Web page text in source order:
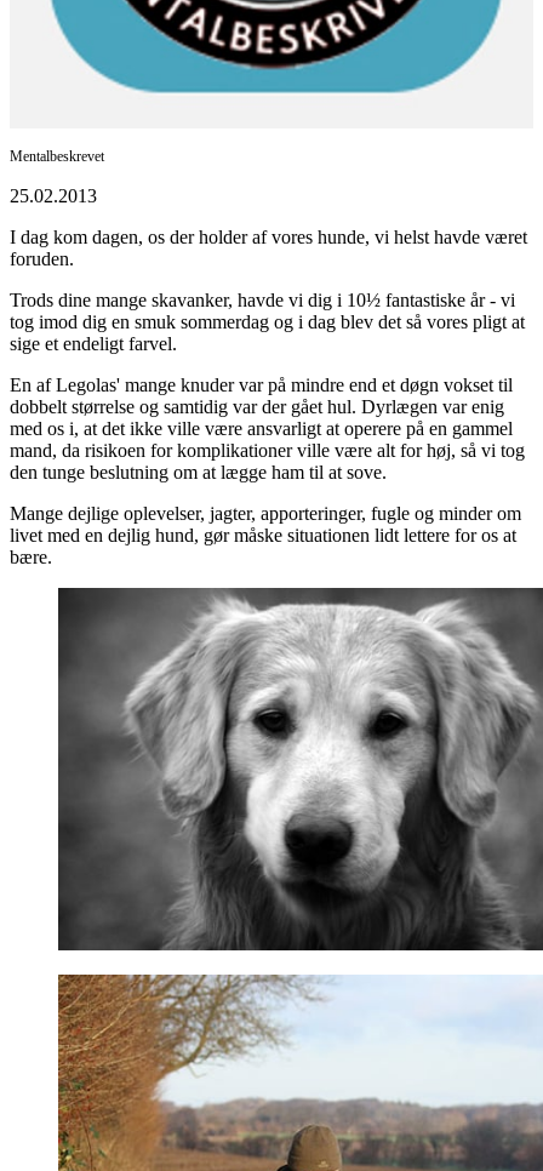
Mentalbeskrevet
25.02.2013
I dag kom dagen, os der holder af vores hunde, vi helst havde været
foruden.
Trods dine mange skavanker, havde vi dig i 10½ fantastiske år - vi
tog imod dig en smuk sommerdag og i dag blev det så vores pligt at
sige et endeligt farvel.
En af Legolas' mange knuder var på mindre end et døgn vokset til
dobbelt størrelse og samtidig var der gået hul. Dyrlægen var enig
med os i, at det ikke ville være ansvarligt at operere på en gammel
mand, da risikoen for komplikationer ville være alt for høj, så vi tog
den tunge beslutning om at lægge ham til at sove.
Mange dejlige oplevelser, jagter, apporteringer, fugle og minder om
livet med en dejlig hund, gør måske situationen lidt lettere for os at
bære.